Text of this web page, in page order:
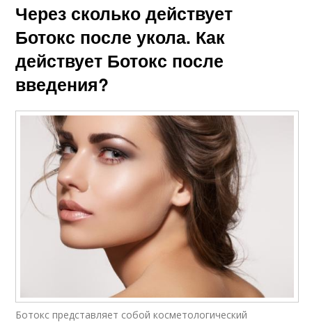
Через сколько действует
Ботокс после укола. Как
действует Ботокс после
введения?
Ботокс представляет собой кос­ме­то­ло­гический